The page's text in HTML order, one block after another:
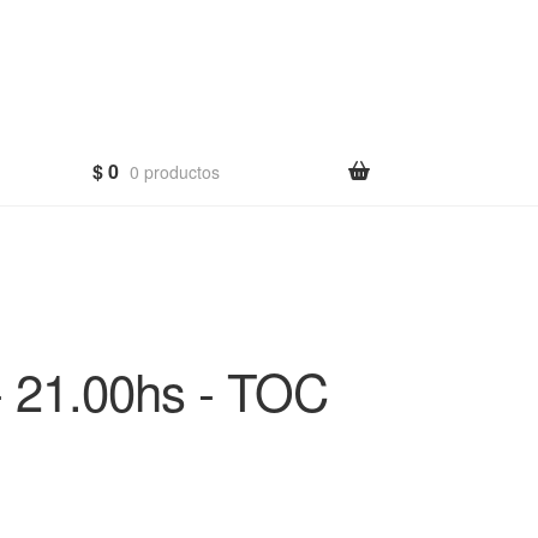
$0 0 productos
- TOC